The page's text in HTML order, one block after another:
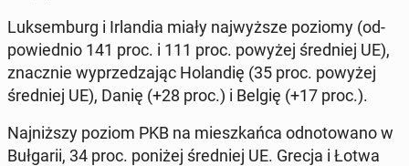
Luk­sem­burg i Ir­lan­dia miały naj­wyż­sze poziomy (od­
po­wied­nio 141 proc. i 111 proc. powyżej śred­niej UE),
znacz­nie wy­prze­dza­jąc Ho­lan­dię (35 proc. powyżej
śred­niej UE), Danię (+28 proc.) i Belgię (+17 proc.).
Naj­niż­szy poziom PKB na miesz­kań­ca od­no­to­wa­no w
Buł­ga­rii, 34 proc. poniżej śred­niej UE. Grecja i Łotwa